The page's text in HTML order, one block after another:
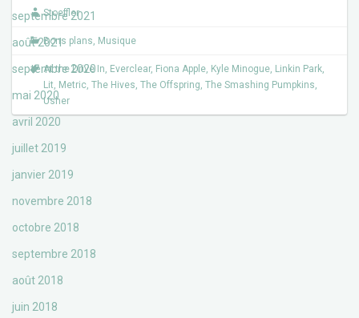
septembre 2021
août 2021
septembre 2020
mai 2020
avril 2020
juillet 2019
janvier 2019
novembre 2018
octobre 2018
septembre 2018
août 2018
juin 2018
o
r
Stoeffler
Bons plans, Musique
At the Drive In, Everclear, Fiona Apple, Kyle Minogue, Linkin Park,
Lit, Metric, The Hives, The Offspring, The Smashing Pumpkins,
Usher